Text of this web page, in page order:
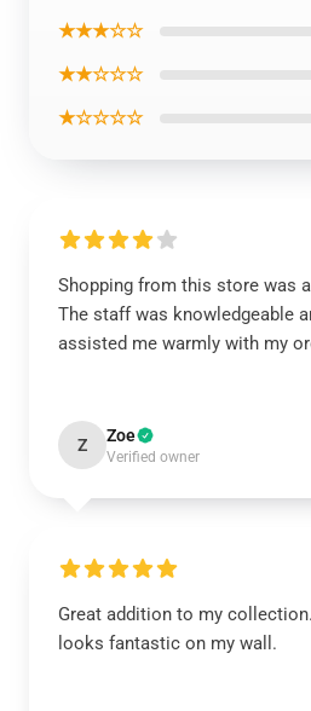
★★★☆☆
★★☆☆☆
★☆☆☆☆
Shopping from this store was
The staff was knowledgeable
assisted me warmly with my
Z Zoe
Verified owner
Great addition to my
looks fantastic on my wall.